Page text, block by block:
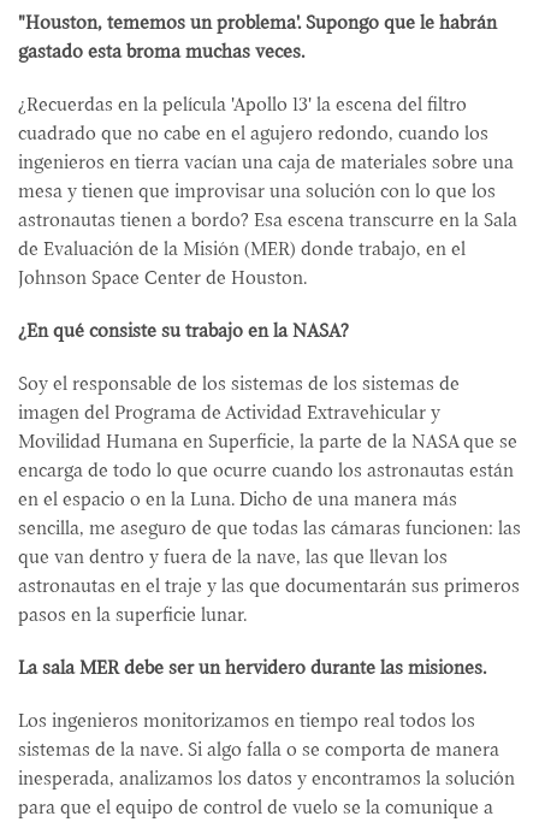
"Houston, tememos un problema'. Supongo que le habrán
gastado esta broma muchas veces.
¿Recuerdas en la película 'Apollo 13' la escena del filtro
cuadrado que no cabe en el agujero redondo, cuando los
ingenieros en tierra vacían una caja de materiales sobre una
mesa y tienen que improvisar una solución con lo que los
astronautas tienen a bordo? Esa escena transcurre en la Sala
de Evaluación de la Misión (MER) donde trabajo, en el
Johnson Space Center de Houston.
¿En qué consiste su trabajo en la NASA?
Soy el responsable de los sistemas de los sistemas de
imagen del Programa de Actividad Extravehicular y
Movilidad Humana en Superficie, la parte de la NASA que se
encarga de todo lo que ocurre cuando los astronautas están
en el espacio o en la Luna. Dicho de una manera más
sencilla, me aseguro de que todas las cámaras funcionen: las
que van dentro y fuera de la nave, las que llevan los
astronautas en el traje y las que documentarán sus primeros
pasos en la superficie lunar.
La sala MER debe ser un hervidero durante las misiones.
Los ingenieros monitorizamos en tiempo real todos los
sistemas de la nave. Si algo falla o se comporta de manera
inesperada, analizamos los datos y encontramos la solución
para que el equipo de control de vuelo se la comunique a